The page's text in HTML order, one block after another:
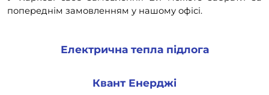
попереднім замовленням у нашому офісі.
Електрична тепла підлога
Квант Енерджі